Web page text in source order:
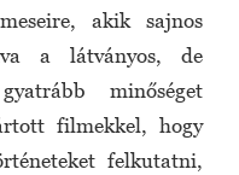
akik sajnos
a látványos, de
minőséget
filmekkel, hogy
felkutatni,